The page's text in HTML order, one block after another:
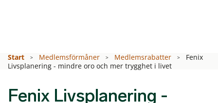
Start Medlemsförmåner Medlemsrabatter
Fenix
Livsplanering - mindre oro och mer trygghet i livet
Fenix Livsplanering -